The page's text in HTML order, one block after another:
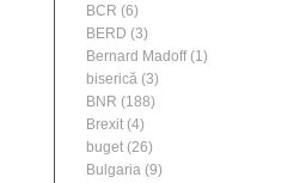
BCR (6)
BERD (3)
Bernard Madoff(1)
biserică (3)
BNR (188)
Brexit (4)
buget (26)
Bulgaria (9)